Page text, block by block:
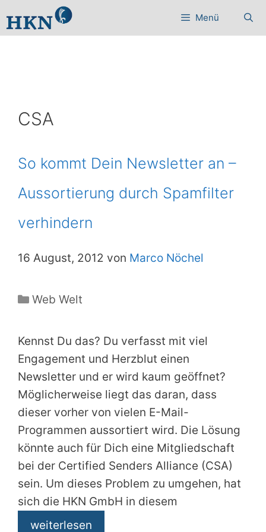
Inhalt
Menü
CSA
So kommt Dein Newsletter an –
Aussortierung durch Spamfilter
verhindern
16 August, 2012 von Marco Nöchel
Kategorien
Web Welt
Kennst Du das? Du verfasst mit viel
Engagement und Herzblut einen
Newsletter und er wird kaum geöffnet?
Möglicherweise liegt das daran, dass
dieser vorher von vielen E-Mail-
Programmen aussortiert wird. Die Lösung
könnte auch für Dich eine Mitgliedschaft
bei der Certified Senders Alliance (CSA)
sein. Um dieses Problem zu umgehen, hat
sich die HKN GmbH in diesem
weiterlesen